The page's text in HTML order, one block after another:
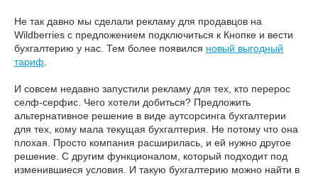
Не так давно мы сделали рекламу для продавцов на
Wildberries с предложением подключиться к Кнопке и вести
бухгалтерию у нас. Тем более появился новый выгодный
тариф
И совсем недавно запустили рекламу для тех, кто перерос
селф-серфис. Чего хотели добиться? Предложить
альтернативное решение в виде аутсорсинга бухгалтерии
для тех, кому мала текущая бухгалтерия. Не потому что она
плохая. Просто компания расширилась, и ей нужно другое
решение. С другим функционалом, который подходит под
изменившиеся условия. И такую бухгалтерию можно найти в